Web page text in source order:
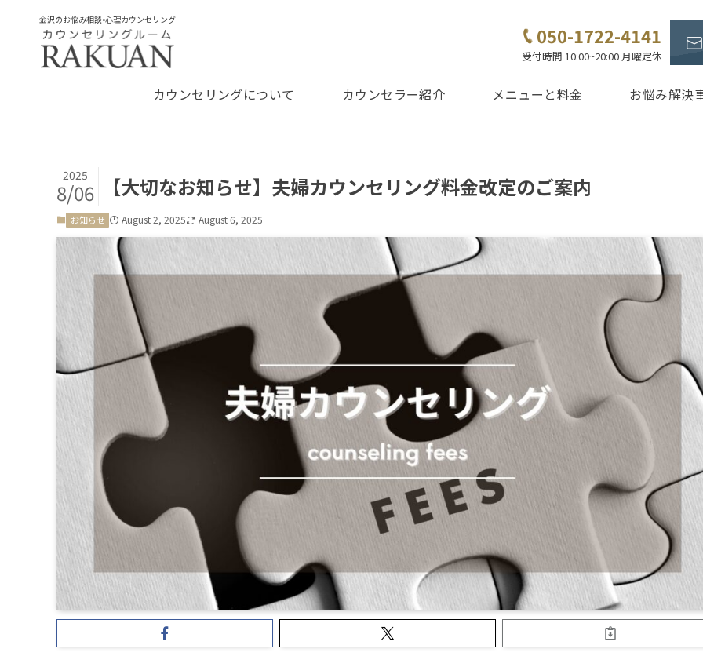
金沢のお悩み相談•心理カウンセリング
050-1722-4141
受付時間 10:00~20:00 月曜定休
カウンセリングについて カウンセラー紹介 メニューと料金 お悩み解決
【大切なお知らせ】夫婦カウンセリング料金改定のご案内
2025
8/06
お知らせ August 2, 2025 August 6, 2025